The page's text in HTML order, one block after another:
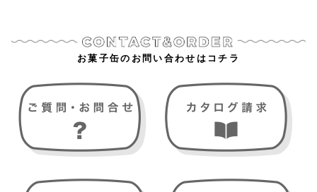
お菓子缶のお問い合わせはコチラ